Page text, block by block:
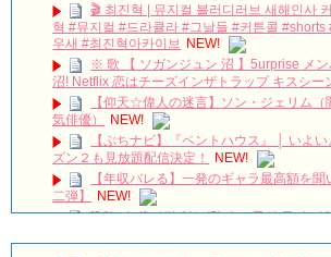
🎬 최진혁 | 뮤지컬 블러디러브 새해인사
혁 #뮤지컬 #드라큘라 #그날들 #커튼콜 #shorts
우새 #최진혁아카이브 NEW!
※ 歌 【 ソガンジュン 沼 】5urprise メ
沼! Netflix 恋はチーズインザトラップ キスシー
【仰天☆偉人の迷言】ソン・ジェリム（
気俳優）
NEW!
【ぷちナビ】『ペントハウス』 │ いよ
ズン２も見放題配信決定！
NEW!
【年収バレる】一発のギャラ最高額を
二弾】
NEW!
[3차 티저] 사랑 없는(?) 솔로들의 동거 리